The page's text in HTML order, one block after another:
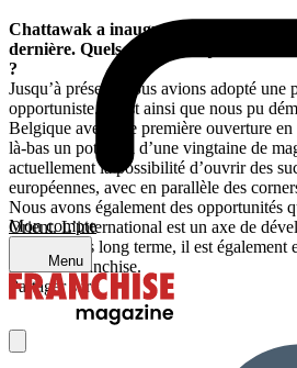
Mon compte
Menu
Chattawak a inauguré son
dernière. Quels sont vos objectifs en
?
Jusqu’à présent, nous avions adopté une
opportuniste. C’est ainsi que nous pu
Belgique avec une première ouverture
là-bas un potentiel d’une vingtaine de
actuellement la possibilité d’ouvrir des
européennes, avec en parallèle des
Nous avons également des opportunités
Orient. L’international est un axe de
nous. A plus long terme, il est également
la master franchise.
Partager sur :